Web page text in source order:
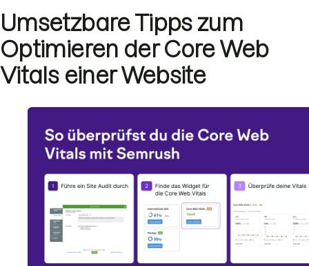
Umsetzbare Tipps zum
Optimieren der Core Web
Vitals einer Website